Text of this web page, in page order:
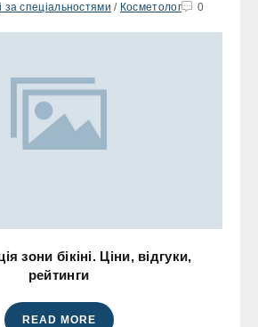
за спеціальностями / Косметолог 0
зони бікіні. Ціни, відгуки,
рейтинги
READ MORE